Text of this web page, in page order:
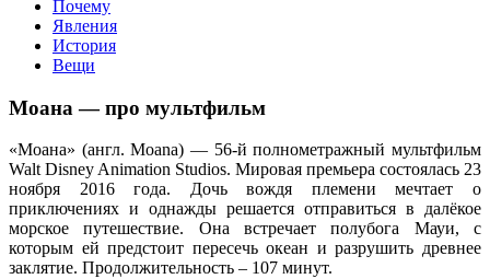
Почему
Явления
История
Вещи
Моана — про мультфильм
«Моана» (англ. Moana) — 56-й полнометражный мультфильм
Walt Disney Animation Studios. Мировая премьера состоялась 23
ноября 2016 года. Дочь вождя племени мечтает о
приключениях и однажды решается отправиться в далёкое
морское путешествие. Она встречает полубога Мауи, с
которым ей предстоит пересечь океан и разрушить древнее
заклятие. Продолжительность – 107 минут.